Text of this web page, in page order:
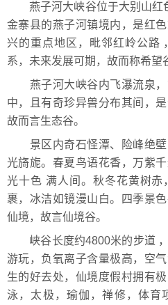
燕子河大峡谷位于大别山红
金寨县的燕子河镇境内，是红
兴的重点地区，毗邻红岭公路
系，未来发展可期，故而称希望
燕子河大峡谷内飞瀑流泉，
中，且有奇珍异兽分布其间，
故而言生态谷。
景区内奇石怪潭、险峰绝壁
光旖旎。春夏鸟语花香，万紫
光十色 满人间。秋冬花黄树
裹，冰洁如镜漫山白。四季景
仙境，故言仙境谷。
峡谷长度约4800米的步道 ，
游玩，负氧离子含量极高，空
生的好去处，仙境度假村拥有
泳，太极，瑜伽，禅修，体育